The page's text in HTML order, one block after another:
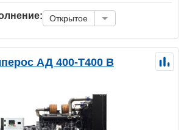
Открытое
АД 400-Т400 B